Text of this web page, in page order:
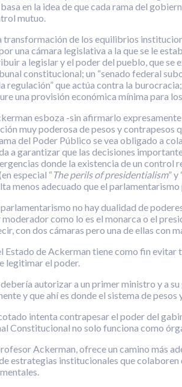
en la idea de que cada rama del
mutuo.
transformación de los equilibrios
una cámara legislativa a la que se le
a legislar y el poder del pueblo, que
constitucional; un “senado federal
regulación” que actúa contra la
una provisión económica mínima para
esboza -sin afirmarlo expresamente-
muy poderosa de pesos y
del Poder Público se vea obligado a
a garantizar que las decisiones
donde la existencia de un control
especial “The perils of presidentialism” y
menos adecuado que el
no hay dualidad de
como lo es el monarca o el
con dos cámaras pero una de ellas con
Estado de Ackerman tiene como fin
legitimar el poder.
debería autorizar a un primer ministro y a
y que ahí es donde el sistema de pesos
intenta contrapesar el poder del
Constitucional no solo funciona como
Ackerman, ofrece un camino más
estrategias institucionales que